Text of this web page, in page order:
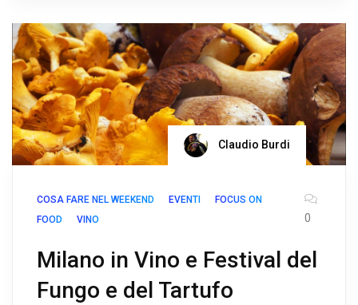
Claudio Burdi
COSA FARE NEL WEEKEND EVENTI
FOCUS ON
FOOD
VINO 0
Milano in Vino e Festival del
Fungo e del Tartufo